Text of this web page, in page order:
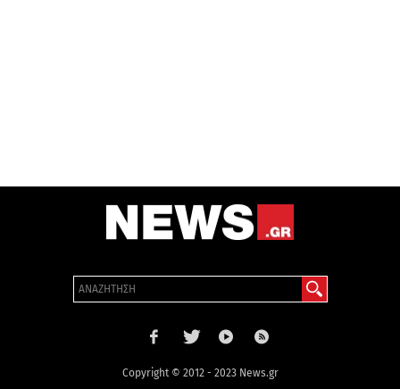
Copyright © 2012 - 2023 News.gr